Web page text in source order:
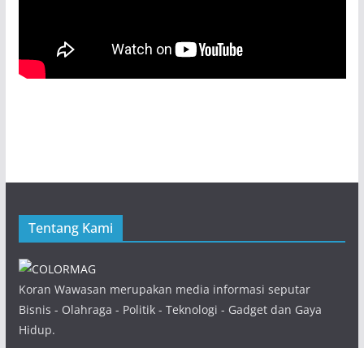
Tentang Kami
Koran Wawasan merupakan media informasi seputar
Bisnis - Olahraga - Politik - Teknologi - Gadget dan Gaya
Hidup.